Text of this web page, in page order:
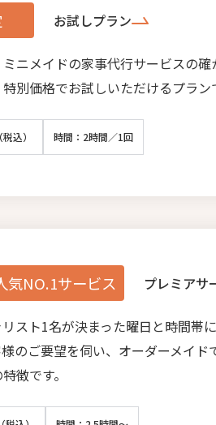
お試しプラン
ニメイドの家事代行サービスの
別価格でお試しいただけるプラン
込） 時間：2時間／1回
気NO.1サービス プレミアサ
スト1名が決まった曜日と時間帯
のご要望を伺い、オーダーメイド
徴です。